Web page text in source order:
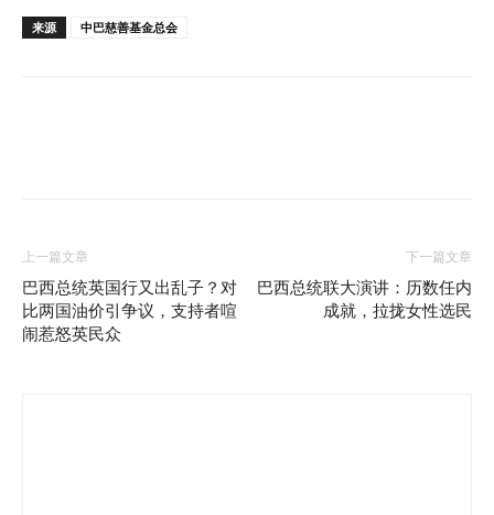
来源 中巴慈善基金总会
上一篇文章
巴西总统英国行又出乱子？对
比两国油价引争议，支持者喧
闹惹怒英民众
下一篇文章
巴西总统联大演讲：历数任内
成就，拉拢女性选民